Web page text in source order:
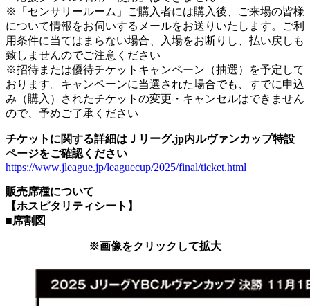
※「センサリールーム」ご購入者には購入後、ご来場の皆様
について情報をお伺いするメールをお送りいたします。ご利
用条件に当てはまらない場合、入場をお断りし、払い戻しも
致しませんのでご注意ください
※招待または優待チケットキャンペーン（抽選）を予定して
おります。キャンペーンに当選された場合でも、すでに申込
み（購入）されたチケットの変更・キャンセルはできません
ので、予めご了承ください
チケットに関する詳細はＪリーグ.jp内ルヴァンカップ特設
ページをご確認ください
https://www.jleague.jp/leaguecup/2025/final/ticket.html
販売席種について
【ホスピタリティシート】
■席割図
※画像をクリックして拡大